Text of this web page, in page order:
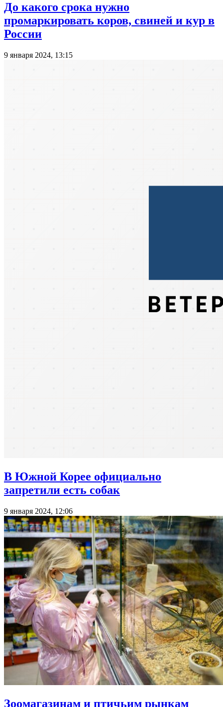
До какого срока нужно
промаркировать коров, свиней и кур в
России
9 января 2024, 13:15
В Южной Корее официально
запретили есть собак
9 января 2024, 12:06
Зоомагазинам и птичьим рынкам